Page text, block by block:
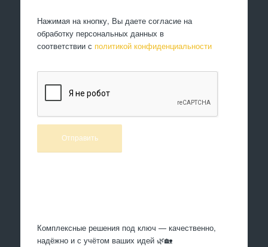
Нажимая на кнопку, Вы даете согласие на
обработку персональных данных в
соответствии с политикой конфиденциальности
Комплексные решения под ключ — качественно,
надёжно и с учётом ваших идей 🌿🏡